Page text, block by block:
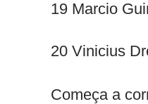
19 Marcio
20 Vinicius
Começa a